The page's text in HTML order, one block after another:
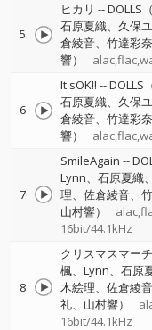
5
ヒカリ --DOLLS
石原夏織、久保
倉綾音、竹達彩
響）
6
It'sOK!! --DOLLS
石原夏織、久保
倉綾音、竹達彩
響）
7
SmileAgain --
Lynn、石原夏織
理、佐倉綾音、
山村響）
16bit/44.1kHz
8
クリスマスマーチ
楓、Lynn、石原
木絵理、佐倉綾
礼、山村響）
16bit/44.1kHz